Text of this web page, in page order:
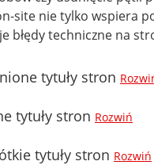
site nie tylko wspiera
błędy techniczne na
tytuły stron
tytuły stron Rozwiń
tytuły stron Rozwiń